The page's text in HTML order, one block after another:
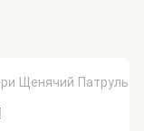
Щенячий Патруль